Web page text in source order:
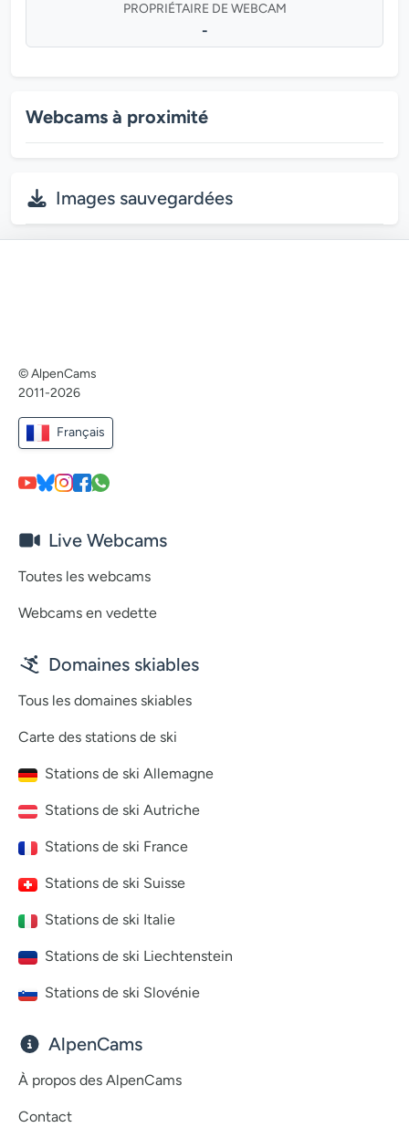
PROPRIÉTAIRE DE WEBCAM
-
Webcams à proximité
Images sauvegardées
© AlpenCams
2011-2026
Français
Live Webcams
Toutes les webcams
Webcams en vedette
Domaines skiables
Tous les domaines skiables
Carte des stations de ski
Stations de ski Allemagne
Stations de ski Autriche
Stations de ski France
Stations de ski Suisse
Stations de ski Italie
Stations de ski Liechtenstein
Stations de ski Slovénie
AlpenCams
À propos des AlpenCams
Contact